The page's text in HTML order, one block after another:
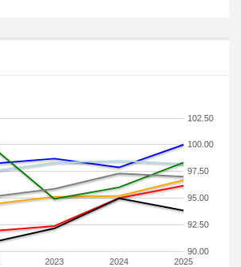
2023 2024 2025
90.00
92.50
95.00
97.50
100.00
102.50